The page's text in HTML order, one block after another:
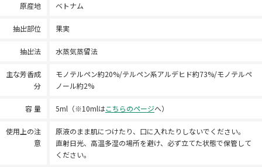
原産地 ベトナム
抽出部位 果実
抽出法 水蒸気蒸留法
主な芳香成
分
モノテルペン約20%/テルペン系アルデヒド約73%/モノテルペ
ノール約2%
容 量 5ml（※10mlはこちらのページへ）
使用上の注
意
原液のまま肌につけたり、口に入れたりしないでください。
直射日光、高温多湿の場所を避け、必ず立てた状態で保管して
ください。